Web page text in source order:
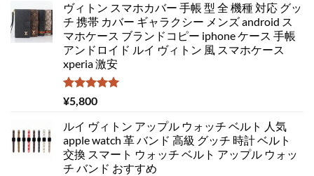
ヴィトン スマホカバー 手帳 型 全 機種 対応 グッ
チ 携帯 カバー ギャラクシー メンズ android ス
マホケース ブランドコピー iphone ケース 手帳
アンドロイド ルイ ヴィトン 風 スマホケース
xperia 激安
5段階中
5.00
¥5,800
ルイ ヴィトン アップル ウォッチ ベルト 人気
apple watch 革 バンド 高級 グッチ 時計 ベルト
交換 スマート ウォッチ ベルト アップル ウォッ
チ バンド おすすめ